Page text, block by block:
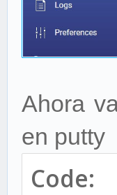
Ahora
en putty
Code: